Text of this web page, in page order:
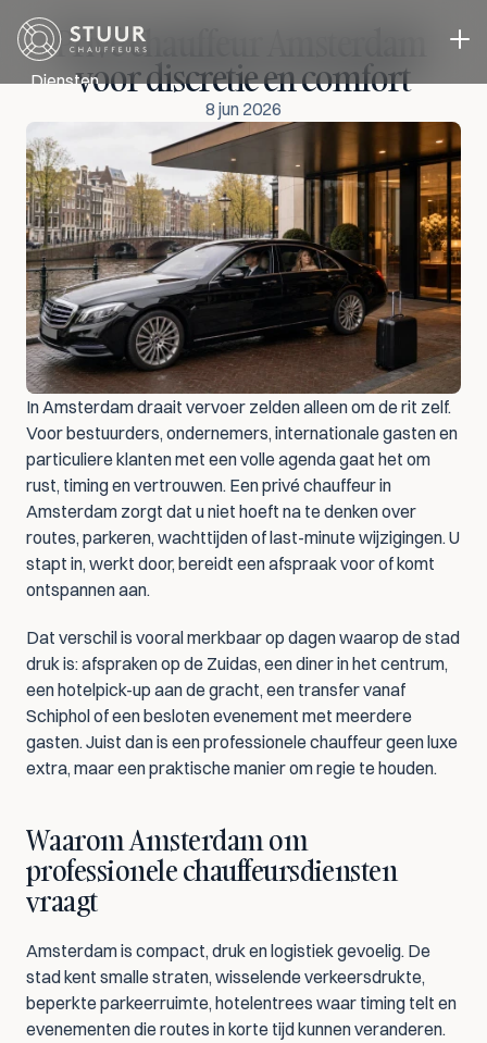
Diensten
Evenementen vervoer
Zakelijk Vervoer
Chauffeur in eigen auto
Cases
Over ons
Blog
Contact
Offerte aanvragen
Select Language
NL
Privé chauffeur Amsterdam
voor discretie en comfort
8 jun 2026
In Amsterdam draait vervoer zelden alleen om de rit zelf.
Voor bestuurders, ondernemers, internationale gasten en
particuliere klanten met een volle agenda gaat het om
rust, timing en vertrouwen. Een privé chauffeur in
Amsterdam zorgt dat u niet hoeft na te denken over
routes, parkeren, wachttijden of last-minute wijzigingen. U
stapt in, werkt door, bereidt een afspraak voor of komt
ontspannen aan.
Dat verschil is vooral merkbaar op dagen waarop de stad
druk is: afspraken op de Zuidas, een diner in het centrum,
een hotelpick-up aan de gracht, een transfer vanaf
Schiphol of een besloten evenement met meerdere
gasten. Juist dan is een professionele chauffeur geen luxe
extra, maar een praktische manier om regie te houden.
Waarom Amsterdam om
professionele chauffeursdiensten
vraagt
Amsterdam is compact, druk en logistiek gevoelig. De
stad kent smalle straten, wisselende verkeersdrukte,
beperkte parkeerruimte, hotelentrees waar timing telt en
evenementen die routes in korte tijd kunnen veranderen.